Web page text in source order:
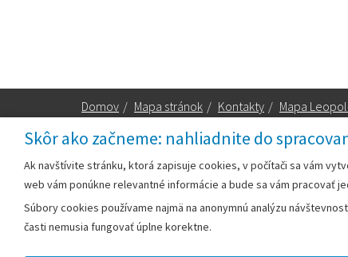
Skôr ako začneme: nahliadnite do
Ak navštívite stránku, ktorá zapisuje cookies, v počítači sa vám
web vám ponúkne relevantné informácie a bude sa vám pracovať
Súbory cookies používame najmä na anonymnú analýzu
časti nemusia fungovať úplne korektne.
Domov / Mapa stránok / Kontakty / Mapa
Mestský úrad Leopoldov
Hlohovská cesta 1818/2A